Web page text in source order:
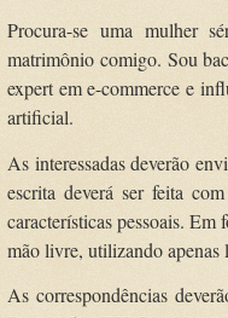
Procura-se uma mulher
matrimônio comigo. Sou
expert em e-commerce e
artificial.
As interessadas deverão
escrita deverá ser feita
características pessoais. Em
mão livre, utilizando apenas
As correspondências